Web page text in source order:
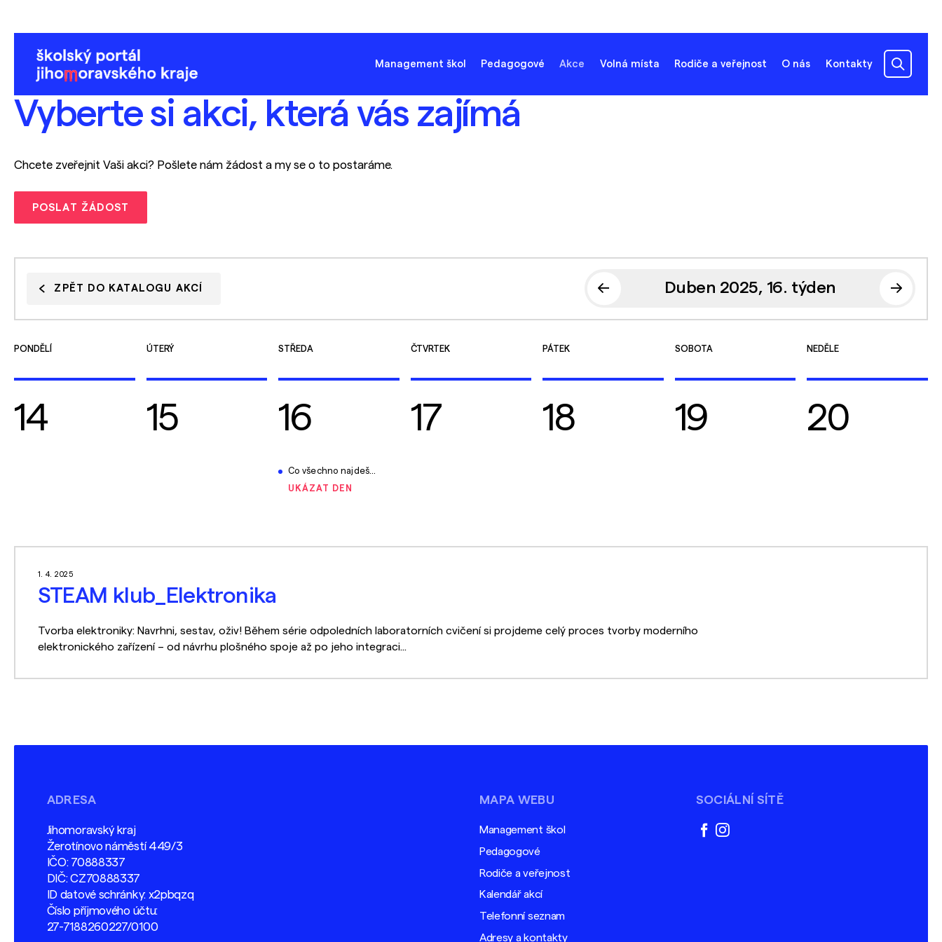
Management škol Pedagogové Akce Volná místa Rodiče a veřejnost O nás Kontakty
Vyberte si akci, která vás zajímá
Chcete zveřejnit Vaši akci? Pošlete nám žádost a my se o to postaráme.
POSLAT ŽÁDOST
ZPĚT DO KATALOGU AKCÍ Duben 2025, 16. týden
PONDĚLÍ ÚTERÝ STŘEDA ČTVRTEK PÁTEK SOBOTA NEDĚLE
14 15 16
Co všechno najdeš pod kůží zvířete?
UKÁZAT DEN
17 18 19 20
1. 4. 2025
STEAM klub_Elektronika
Tvorba elektroniky: Navrhni, sestav, oživ! Během série odpoledních laboratorních cvičení si projdeme celý proces tvorby moderního
elektronického zařízení – od návrhu plošného spoje až po jeho integraci...
ADRESA
Jihomoravský kraj
Žerotínovo náměstí 449/3
IČO: 70888337
DIČ: CZ70888337
ID datové schránky: x2pbqzq
Číslo příjmového účtu:
27-7188260227/0100
MAPA WEBU
Management škol
Pedagogové
Rodiče a veřejnost
Kalendář akcí
Telefonní seznam
Adresy a kontakty
SOCIÁLNÍ SÍTĚ
facebook
instagram